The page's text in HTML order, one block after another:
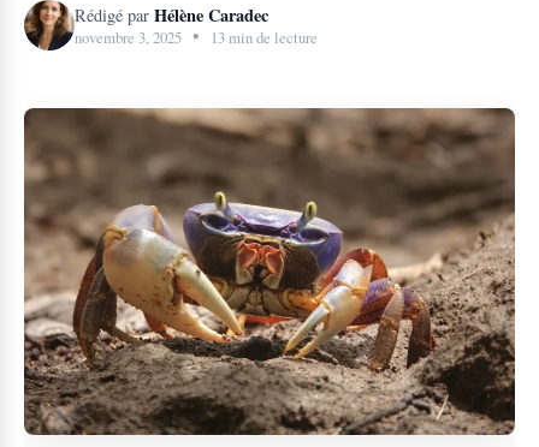
Rédigé par Hélène Caradec
novembre 3, 2025 • 13 min de lecture